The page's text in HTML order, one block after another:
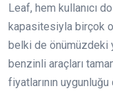
Leaf, hem kullanıcı
kapasitesiyla birçok
belki de önümüzdeki
benzinli araçları
fiyatlarının